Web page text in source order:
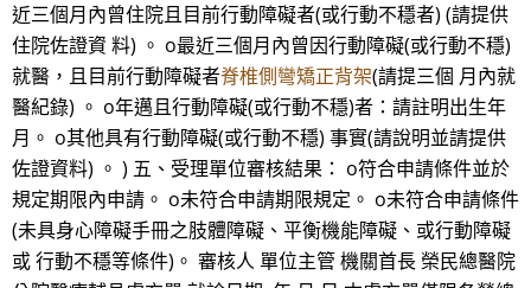
近三個月內曾住院且目前行動障礙者(或行動不穩者) (請提供
住院佐證資 料) 。 o最近三個月內曾因行動障礙(或行動不穩)
就醫，且目前行動障礙者脊椎側彎矯正背架(請提三個 月內就
醫紀錄) 。 o年邁且行動障礙(或行動不穩)者：請註明出生年
月。 o其他具有行動障礙(或行動不穩) 事實(請說明並請提供
佐證資料) 。 ) 五、受理單位審核結果： o符合申請條件並於
規定期限內申請。 o未符合申請期限規定。 o未符合申請條件
(未具身心障礙手冊之肢體障礙、平衡機能障礙、或行動障礙
或 行動不穩等條件)。 審核人 單位主管 機關首長 榮民總醫院